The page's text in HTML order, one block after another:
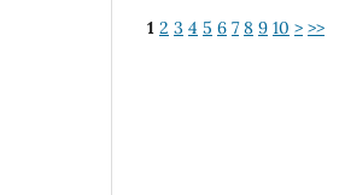
1 2 3 4 5 6 7 8 9 10 > >>